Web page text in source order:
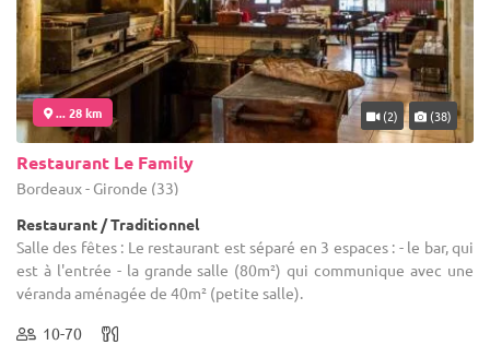
... 28 km (2) (38)
Restaurant Le Family
Bordeaux - Gironde (33)
Restaurant / Traditionnel
Salle des fêtes : Le restaurant est séparé en 3 espaces : - le bar, qui
est à l'entrée - la grande salle (80m²) qui communique avec une
véranda aménagée de 40m² (petite salle).
10-70